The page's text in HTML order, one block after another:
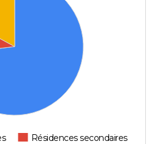
Résidences secondaires